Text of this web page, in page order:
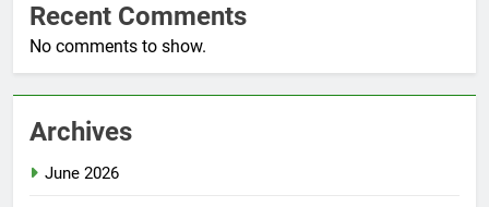
Recent Comments
No comments to show.
Archives
June 2026